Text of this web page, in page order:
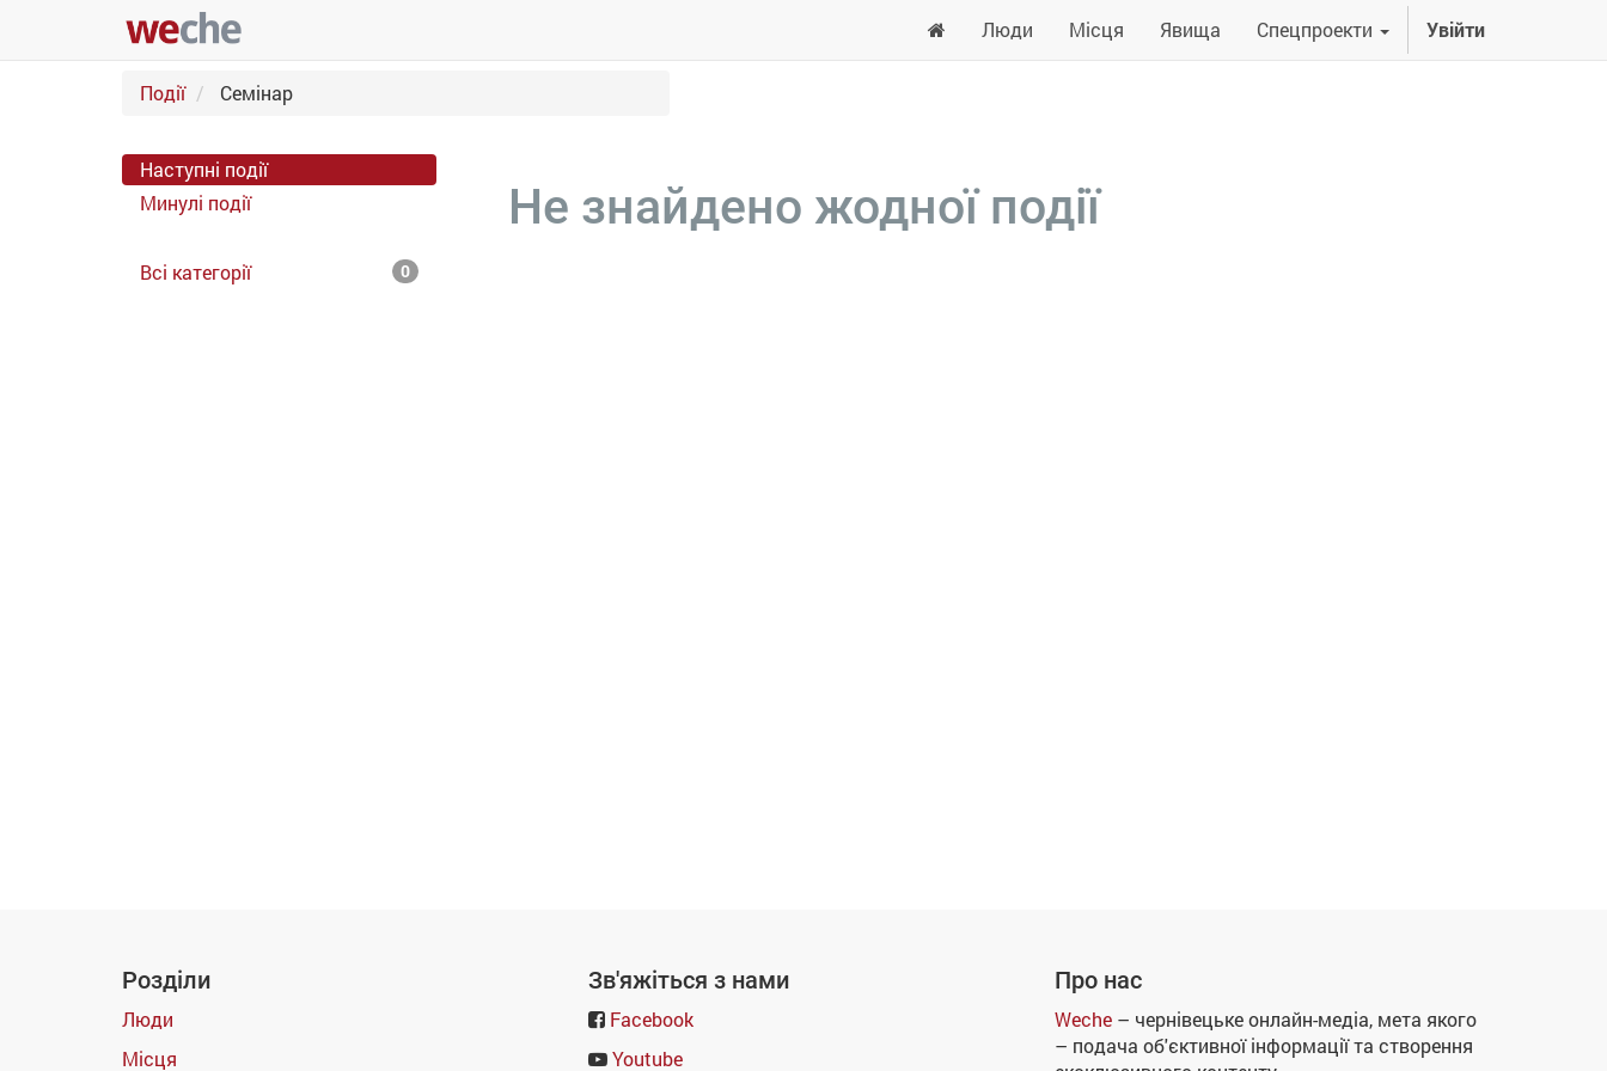
Люди Місця Явища Спецпроекти Увійти
Події Семінар
Наступні події
Минулі події
Всі категорії 0
Не знайдено жодної події
Розділи
Люди
Місця
Зв'яжіться з нами
Facebook
Youtube
Про нас
Weche – чернівецьке онлайн-медіа, мета якого
– подача об'єктивної інформації та створення